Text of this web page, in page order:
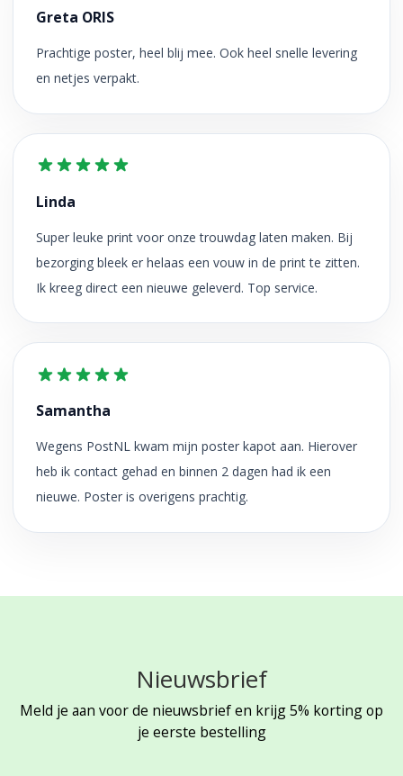
Greta ORIS
Prachtige poster, heel blij mee. Ook heel snelle levering
en netjes verpakt.
Linda
Super leuke print voor onze trouwdag laten maken. Bij
bezorging bleek er helaas een vouw in de print te zitten.
Ik kreeg direct een nieuwe geleverd. Top service.
Samantha
Wegens PostNL kwam mijn poster kapot aan. Hierover
heb ik contact gehad en binnen 2 dagen had ik een
nieuwe. Poster is overigens prachtig.
Nieuwsbrief
Meld je aan voor de nieuwsbrief en krijg 5% korting op
je eerste bestelling